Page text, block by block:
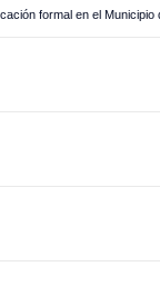
formal en el